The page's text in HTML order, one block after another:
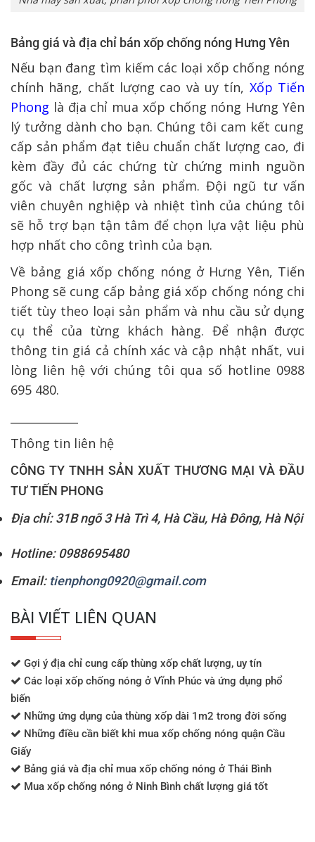
Bảng giá và địa chỉ bán xốp chống nóng Hưng Yên
Nếu bạn đang tìm kiếm các loại xốp chống nóng
chính hãng, chất lượng cao và uy tín, Xốp Tiến
Phong là địa chỉ mua xốp chống nóng Hưng Yên
lý tưởng dành cho bạn. Chúng tôi cam kết cung
cấp sản phẩm đạt tiêu chuẩn chất lượng cao, đi
kèm đầy đủ các chứng từ chứng minh nguồn
gốc và chất lượng sản phẩm. Đội ngũ tư vấn
viên chuyên nghiệp và nhiệt tình của chúng tôi
sẽ hỗ trợ bạn tận tâm để chọn lựa vật liệu phù
hợp nhất cho công trình của bạn.
Về bảng giá xốp chống nóng ở Hưng Yên, Tiến
Phong sẽ cung cấp bảng giá xốp chống nóng chi
tiết tùy theo loại sản phẩm và nhu cầu sử dụng
cụ thể của từng khách hàng. Để nhận được
thông tin giá cả chính xác và cập nhật nhất, vui
lòng liên hệ với chúng tôi qua số hotline 0988
695 480.
Thông tin liên hệ
CÔNG TY TNHH SẢN XUẤT THƯƠNG MẠI VÀ ĐẦU
TƯ TIẾN PHONG
Địa chỉ: 31B ngõ 3 Hà Trì 4, Hà Cầu, Hà Đông, Hà Nội
Hotline: 0988695480
Email: tienphong0920@gmail.com
BÀI VIẾT LIÊN QUAN
Gợi ý địa chỉ cung cấp thùng xốp chất lượng, uy tín
Các loại xốp chống nóng ở Vĩnh Phúc và ứng dụng phổ
biến
Những ứng dụng của thùng xốp dài 1m2 trong đời sống
Những điều cần biết khi mua xốp chống nóng quận Cầu
Giấy
Bảng giá và địa chỉ mua xốp chống nóng ở Thái Bình
Mua xốp chống nóng ở Ninh Bình chất lượng giá tốt